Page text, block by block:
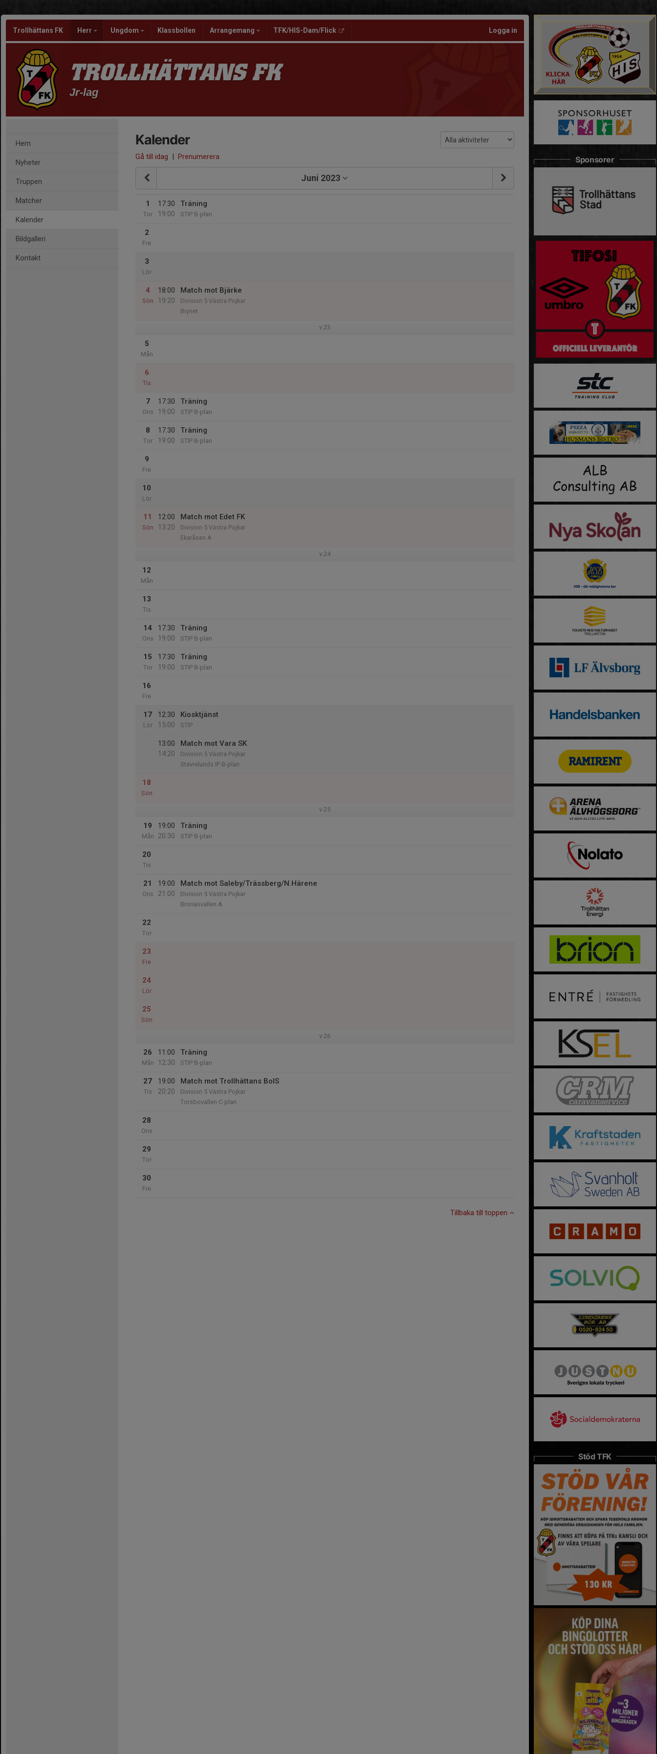
Trollhättans FK Herr Ungdom Klassbollen Arrangemang TFK/HIS-Dam/Flick Logga in
TROLLHÄTTANS FK
Jr-lag
Hem
Nyheter
Truppen
Matcher
Kalender
Bildgalleri
Kontakt
Kalender
Gå till idag | Prenumerera
Juni 2023
1
Tor
17:30
19:00
Träning
STIP B-plan
2
Fre
3
Lör
4
Sön
18:00
19:20
Match mot Bjärke
Division 5 Västra Pojkar
Brynet
v.23
5
Mån
6
Tis
7
Ons
17:30
19:00
Träning
STIP B-plan
8
Tor
17:30
19:00
Träning
STIP B-plan
9
Fre
10
Lör
11
Sön
12:00
13:20
Match mot Edet FK
Division 5 Västra Pojkar
Ekaråsen A
v.24
12
Mån
13
Tis
14
Ons
17:30
19:00
Träning
STIP B-plan
15
Tor
17:30
19:00
Träning
STIP B-plan
16
Fre
17
Lör
12:30
15:00
Kiosktjänst
STIP
13:00
14:20
Match mot Vara SK
Division 5 Västra Pojkar
Stavrelunds IP B-plan
18
Sön
v.25
19
Mån
19:00
20:30
Träning
STIP B-plan
20
Tis
21
Ons
19:00
21:00
Match mot Saleby/Trässberg/N.Härene
Division 5 Västra Pojkar
Bronäsvallen A
22
Tor
23
Fre
24
Lör
25
Sön
v.26
26
Mån
11:00
12:30
Träning
STIP B-plan
27
Tis
19:00
20:20
Match mot Trollhättans BoIS
Division 5 Västra Pojkar
Torsbovallen C-plan
28
Ons
29
Tor
30
Fre
Tillbaka till toppen
Sponsorer
Stöd TFK